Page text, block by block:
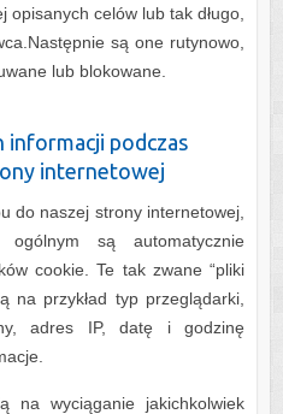
opisanych celów lub tak długo,
są one rutynowo,
lub blokowane.
informacji podczas
internetowej
do naszej strony internetowej,
są automatycznie
cookie. Te tak zwane “pliki
na przykład typ przeglądarki,
adres IP, datę i godzinę
na wyciąganie jakichkolwiek